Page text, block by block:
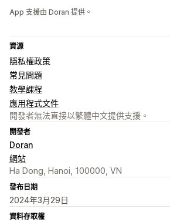
App 支援由 Doran 提供。
資源
隱私權政策
常見問題
教學課程
應用程式文件
開發者無法直接以繁體中文提供支援。
開發者
Doran
網站
Ha Dong, Hanoi, 100000, VN
發布日期
2024年3月29日
資料存取權